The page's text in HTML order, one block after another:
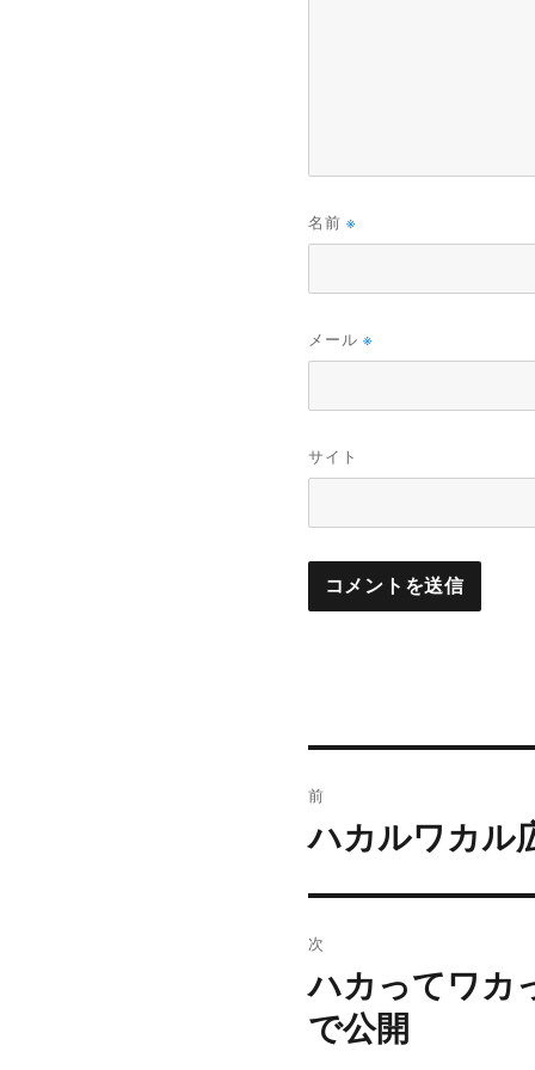
名前 ※
メール ※
サイト
稿
ゲ
ー
前
前
投
稿:
ハカルワカル
次
次
の
投
ハカってワカ
で公開